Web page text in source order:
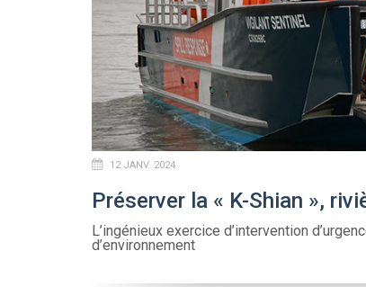
12 JANV. 2024
Préserver la « K-Shian »,
L’ingénieux exercice d’intervention
d’environnement